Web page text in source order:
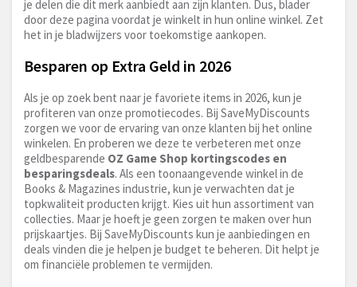
je delen die dit merk aanbiedt aan zijn klanten. Dus, blader
door deze pagina voordat je winkelt in hun online winkel. Zet
het in je bladwijzers voor toekomstige aankopen.
Besparen op Extra Geld in 2026
Als je op zoek bent naar je favoriete items in 2026, kun je
profiteren van onze promotiecodes. Bij SaveMyDiscounts
zorgen we voor de ervaring van onze klanten bij het online
winkelen. En proberen we deze te verbeteren met onze
geldbesparende OZ Game Shop kortingscodes en
besparingsdeals. Als een toonaangevende winkel in de
Books & Magazines industrie, kun je verwachten dat je
topkwaliteit producten krijgt. Kies uit hun assortiment van
collecties. Maar je hoeft je geen zorgen te maken over hun
prijskaartjes. Bij SaveMyDiscounts kun je aanbiedingen en
deals vinden die je helpen je budget te beheren. Dit helpt je
om financiële problemen te vermijden.